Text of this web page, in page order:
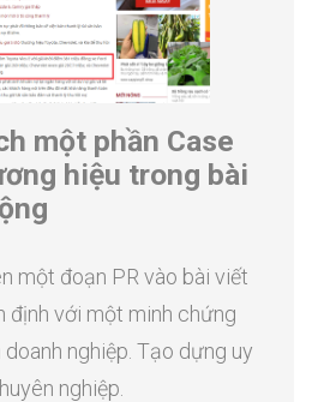
một phần Case
hiệu trong bài
một đoạn PR vào bài viết
định với một minh chứng
nghiệp. Tạo dựng uy
nghiệp.